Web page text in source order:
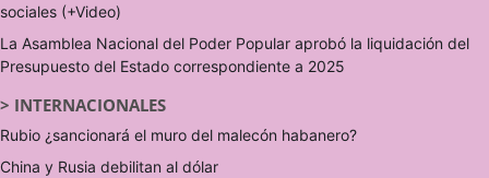
sociales (+Video)
La Asamblea Nacional del Poder Popular aprobó la liquidación del
Presupuesto del Estado correspondiente a 2025
> INTERNACIONALES
Rubio ¿sancionará el muro del malecón habanero?
China y Rusia debilitan al dólar